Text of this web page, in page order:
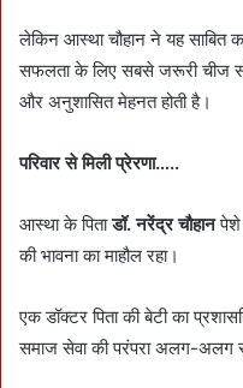
लेकिन आस्था चौहान ने यह साबित
सफलता के लिए सबसे जरूरी चीज
और अनुशासित मेहनत होती है।
परिवार से मिली प्रेरणा…..
आस्था के पिताडॉ. नरेंद्र चौहान
की भावना का माहौल रहा।
एक डॉक्टर पिता की बेटी का
समाज सेवा की परंपरा अलग-अलग